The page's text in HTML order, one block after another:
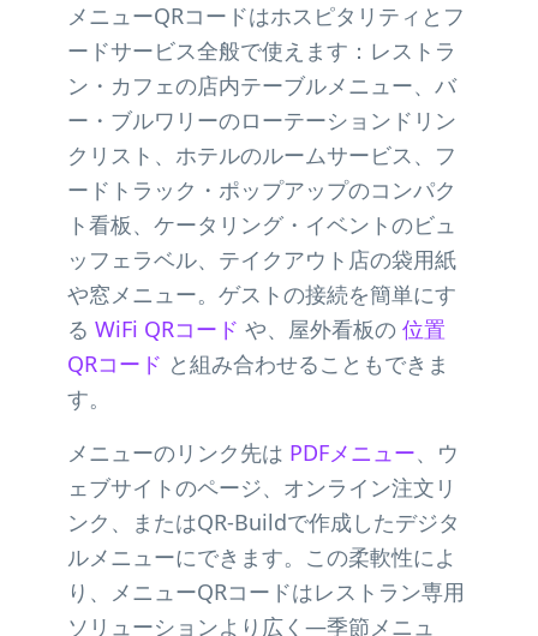
メニューQRコードはホスピタリティとフ
ードサービス全般で使えます：レストラ
ン・カフェの店内テーブルメニュー、バ
ー・ブルワリーのローテーションドリン
クリスト、ホテルのルームサービス、フ
ードトラック・ポップアップのコンパク
ト看板、ケータリング・イベントのビュ
ッフェラベル、テイクアウト店の袋用紙
や窓メニュー。ゲストの接続を簡単にす
る WiFi QRコード や、屋外看板の 位置
QRコード と組み合わせることもできま
す。
メニューのリンク先は PDFメニュー、ウ
ェブサイトのページ、オンライン注文リ
ンク、またはQR-Buildで作成したデジタ
ルメニューにできます。この柔軟性によ
り、メニューQRコードはレストラン専用
ソリューションより広く—季節メニュ